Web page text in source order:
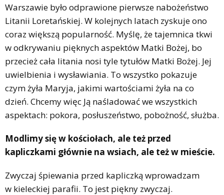
Warszawie było odprawione pierwsze nabożeństwo
Litanii Loretańskiej. W kolejnych latach zyskuje ono
coraz większą popularność. Myślę, że tajemnica tkwi
w odkrywaniu pięknych aspektów Matki Bożej, bo
przecież cała litania nosi tyle tytułów Matki Bożej. Jej
uwielbienia i wysławiania. To wszystko pokazuje
czym żyła Maryja, jakimi wartościami żyła na co
dzień. Chcemy więc Ją naśladować we wszystkich
aspektach: pokora, posłuszeństwo, pobożność, służba.
Modlimy się w kościołach, ale też przed
kapliczkami głównie na wsiach, ale też w mieście.
Zwyczaj śpiewania przed kapliczką wprowadzam
w kieleckiej parafii. To jest piękny zwyczaj.